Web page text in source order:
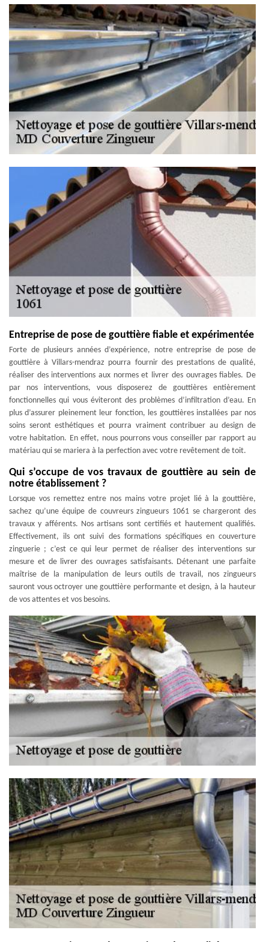
Entreprise de pose de gouttière fiable et expérimentée
Forte de plusieurs années d’expérience, notre entreprise de pose de
gouttière à Villars-mendraz pourra fournir des prestations de qualité,
réaliser des interventions aux normes et livrer des ouvrages fiables. De
par nos interventions, vous disposerez de gouttières entièrement
fonctionnelles qui vous éviteront des problèmes d’infiltration d’eau. En
plus d’assurer pleinement leur fonction, les gouttières installées par nos
soins seront esthétiques et pourra vraiment contribuer au design de
votre habitation. En effet, nous pourrons vous conseiller par rapport au
matériau qui se mariera à la perfection avec votre revêtement de toit.
Qui s’occupe de vos travaux de gouttière au sein de
notre établissement ?
Lorsque vos remettez entre nos mains votre projet lié à la gouttière,
sachez qu’une équipe de couvreurs zingueurs 1061 se chargeront des
travaux y afférents. Nos artisans sont certifiés et hautement qualifiés.
Effectivement, ils ont suivi des formations spécifiques en couverture
zinguerie ; c’est ce qui leur permet de réaliser des interventions sur
mesure et de livrer des ouvrages satisfaisants. Détenant une parfaite
maîtrise de la manipulation de leurs outils de travail, nos zingueurs
sauront vous octroyer une gouttière performante et design, à la hauteur
de vos attentes et vos besoins.